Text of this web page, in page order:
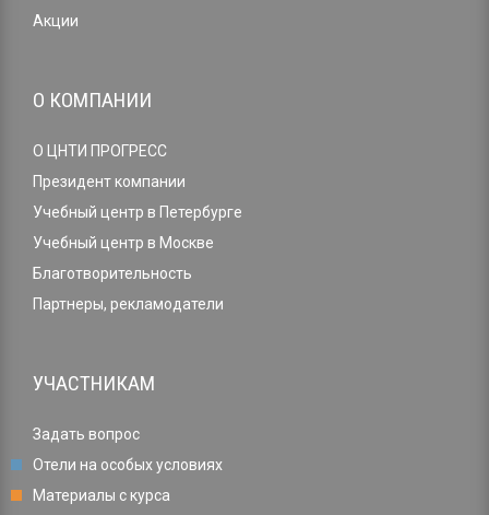
Акции
О КОМПАНИИ
О ЦНТИ ПРОГРЕСС
Президент компании
Учебный центр в Петербурге
Учебный центр в Москве
Благотворительность
Партнеры, рекламодатели
УЧАСТНИКАМ
Задать вопрос
Отели на особых условиях
Материалы с курса